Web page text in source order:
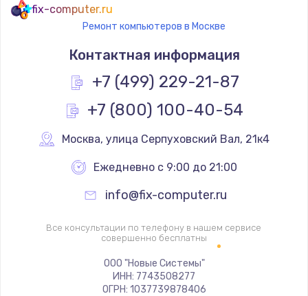
Замена термостата
1200 руб.
Заказать
Замена реле
Замена термопредохранителя
Заказать
Замена ТЭНа
2500 руб.
fix-computer.ru
Ремонт компьютеров в Москве
Контактная информация
+7 (499) 229-21-87
+7 (800) 100-40-54
Москва, улица Серпуховский Вал, 21к4
Ежедневно с 9:00 до 21:00
info@fix-computer.ru
Все консультации по телефону в нашем сервисе
совершенно бесплатны
ООО "Новые Системы"
ИНН: 7743508277
ОГРН: 1037739878406